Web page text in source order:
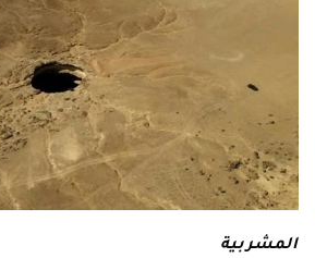
المشربية